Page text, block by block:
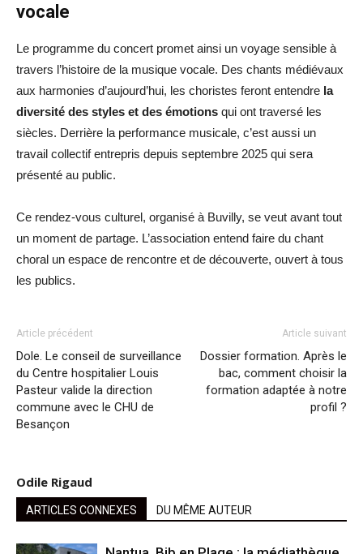
vocale
Le programme du concert promet ainsi un voyage sensible à
travers l’histoire de la musique vocale. Des chants médiévaux
aux harmonies d’aujourd’hui, les choristes feront entendre la
diversité des styles et des émotions qui ont traversé les
siècles. Derrière la performance musicale, c’est aussi un
travail collectif entrepris depuis septembre 2025 qui sera
présenté au public.
Ce rendez-vous culturel, organisé à Buvilly, se veut avant tout
un moment de partage. L’association entend faire du chant
choral un espace de rencontre et de découverte, ouvert à tous
les publics.
Article précédent
Dole. Le conseil de surveillance
du Centre hospitalier Louis
Pasteur valide la direction
commune avec le CHU de
Besançon
Article suivant
Dossier formation. Après le
bac, comment choisir la
formation adaptée à notre
profil ?
Odile Rigaud
ARTICLES CONNEXES DU MÊME AUTEUR